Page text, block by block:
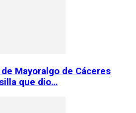
Mayoralgo de Cáceres
que dio…